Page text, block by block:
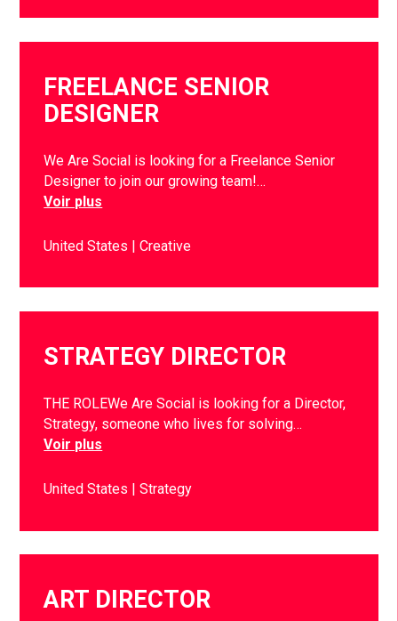
FREELANCE SENIOR
DESIGNER
We Are Social is looking for a Freelance Senior
Designer to join our growing team!…
Voir plus
United States Creative
STRATEGY DIRECTOR
THE ROLEWe Are Social is looking for a Director,
Strategy, someone who lives for solving…
Voir plus
United States Strategy
ART DIRECTOR